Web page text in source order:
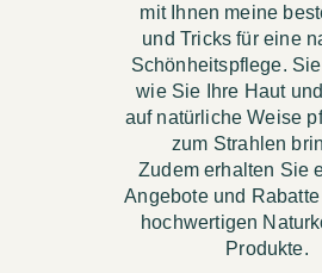
mit Ihnen meine
und Tricks für eine
Schönheitspflege.
wie Sie Ihre Haut
auf natürliche Weise
zum Strahlen
Zudem erhalten Sie
Angebote und
hochwertigen
Produkte.